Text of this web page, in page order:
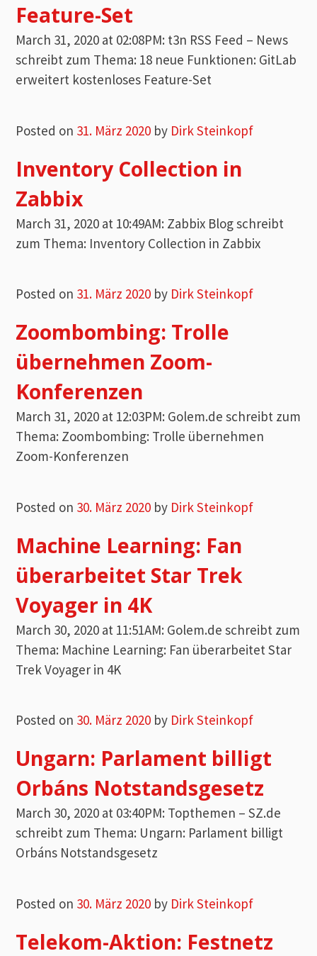
Feature-Set
March 31, 2020 at 02:08PM: t3n RSS Feed – News
schreibt zum Thema: 18 neue Funktionen: GitLab
erweitert kostenloses Feature-Set
Posted on 31. März 2020 by Dirk Steinkopf
Inventory Collection in
Zabbix
March 31, 2020 at 10:49AM: Zabbix Blog schreibt
zum Thema: Inventory Collection in Zabbix
Posted on 31. März 2020 by Dirk Steinkopf
Zoombombing: Trolle
übernehmen Zoom-
Konferenzen
March 31, 2020 at 12:03PM: Golem.de schreibt zum
Thema: Zoombombing: Trolle übernehmen
Zoom-Konferenzen
Posted on 30. März 2020 by Dirk Steinkopf
Machine Learning: Fan
überarbeitet Star Trek
Voyager in 4K
March 30, 2020 at 11:51AM: Golem.de schreibt zum
Thema: Machine Learning: Fan überarbeitet Star
Trek Voyager in 4K
Posted on 30. März 2020 by Dirk Steinkopf
Ungarn: Parlament billigt
Orbáns Notstandsgesetz
March 30, 2020 at 03:40PM: Topthemen – SZ.de
schreibt zum Thema: Ungarn: Parlament billigt
Orbáns Notstandsgesetz
Posted on 30. März 2020 by Dirk Steinkopf
Telekom-Aktion: Festnetz